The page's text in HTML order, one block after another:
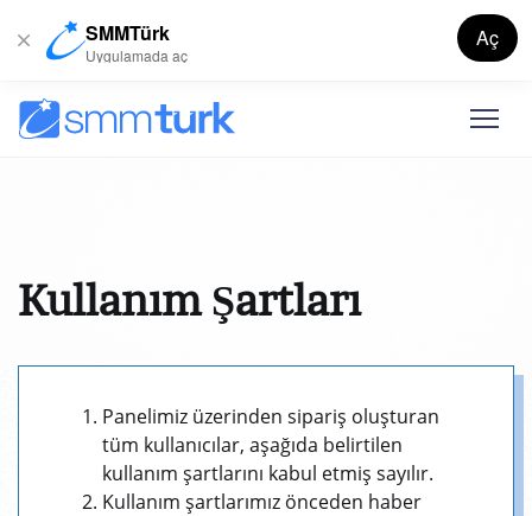
SMMTürk
Uygulamada aç
Aç
Kullanım Şartları
Panelimiz üzerinden sipariş oluşturan
tüm kullanıcılar, aşağıda belirtilen
kullanım şartlarını kabul etmiş sayılır.
Kullanım şartlarımız önceden haber